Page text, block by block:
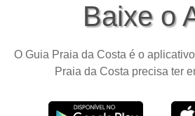
Baixe o
O Guia Praia da Costa é o
Praia da Costa precisa ter